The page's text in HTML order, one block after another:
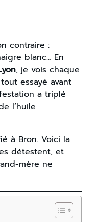
contraire :
blanc… En
, je vois chaque
essayé avant
a triplé
l’huile
à Bron. Voici la
détestent, et
mère ne